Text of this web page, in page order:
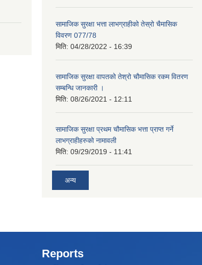
सामाजिक सुरक्षा भत्ता लाभग्राहीको तेस्रो चैमासिक
विवरण 077/78
मिति: 04/28/2022 - 16:39
सामाजिक सुरक्षा वापतको तेश्रो चौमासिक रकम वितरण
सम्बन्धि जानकारी ।
मिति: 08/26/2021 - 12:11
सामाजिक सुरक्षा प्रथम चौमासिक भत्ता प्राप्त गर्ने
लाभग्राहीहरुको नामावली
मिति: 09/29/2019 - 11:41
अन्य
Reports